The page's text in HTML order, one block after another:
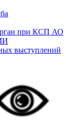
при КСП АО
выступлений